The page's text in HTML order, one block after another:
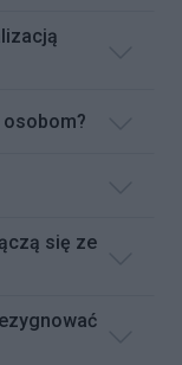
się ze